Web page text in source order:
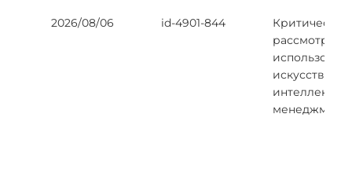
2026/08/06 id-4901-844
Критическое
интеллекта в